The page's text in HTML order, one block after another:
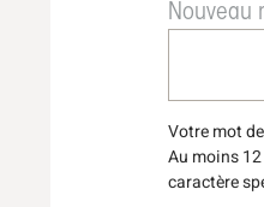
Nouveau
Votre mot
Au moins
caractère